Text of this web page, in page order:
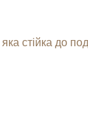
стійка до